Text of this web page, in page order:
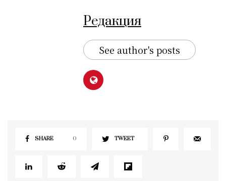
Редакция
See author's posts
SHARE 0 TWEET